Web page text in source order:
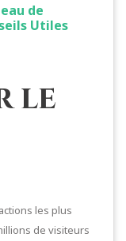
de
Utiles
le
les plus
de visiteurs